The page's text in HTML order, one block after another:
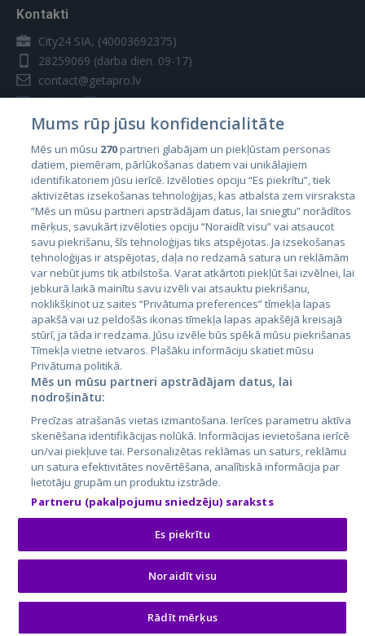
Kontakti
City24 SIA, (40003692375)
28259069 (darba dien. 09-17)
contact@getapro.lv
Valstis
Igaunija
Latvija
Lietuva
City24.lv
City24.ee
GetaPro.lv
GetaPro.ee
Skelbiu.lt
Autoplius.lt
Aruodas.lt
Kainos.lt
Paslaugos.lt
auto24.ee
KV.ee
Osta.ee
KuldneBörs.ee
Mums rūp jūsu konfidencialitāte
Mēs un mūsu 270partneri glabājam un piekļūstam personas
datiem, piemēram, pārlūkošanas datiem vai unikālajiem
identifikatoriem jūsu ierīcē. Izvēloties opciju “Es piekrītu”, tiek
aktivizētas izsekošanas tehnoloģijas, kas atbalsta zem virsraksta
“Mēs un mūsu partneri apstrādājam datus, lai sniegtu” norādītos
mērķus, savukārt izvēloties opciju “Noraidīt visu” vai atsaucot
savu piekrišanu, šīs tehnoloģijas tiks atspējotas. Ja izsekošanas
tehnoloģijas ir atspējotas, daļa no redzamā satura un reklāmām
var nebūt jums tik atbilstoša. Varat atkārtoti piekļūt šai izvēlnei, lai
jebkurā laikā mainītu savu izvēli vai atsauktu piekrišanu,
noklikšķinot uz saites “Privātuma preferences” tīmekļa lapas
apakšā vai uz peldošās ikonas tīmekļa lapas apakšējā kreisajā
stūrī, ja tāda ir redzama. Jūsu izvēle būs spēkā mūsu piekrišanas
Tīmekļa vietne ietvaros. Plašāku informāciju skatiet mūsu
Privātuma politikā.
Mēs un mūsu partneri apstrādājam datus, lai
nodrošinātu:
Precīzas atrašanās vietas izmantošana. Ierīces parametru aktīva
skenēšana identifikācijas nolūkā. Informācijas ievietošana ierīcē
un/vai piekļuve tai. Personalizētas reklāmas un saturs, reklāmu
un satura efektivitātes novērtēšana, analītiskā informācija par
lietotāju grupām un produktu izstrāde.
Partneru (pakalpojumu sniedzēju) saraksts
Es piekrītu
Noraidīt visu
Rādīt mērķus